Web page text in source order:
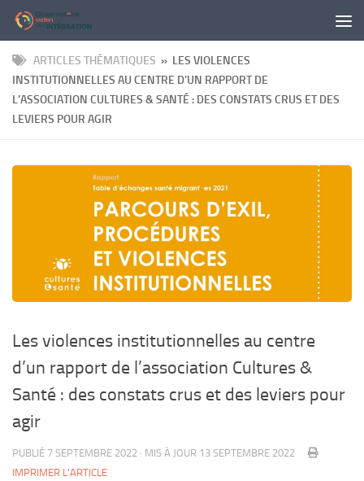
Skip to content
ARTICLES THÉMATIQUES » LES VIOLENCES
INSTITUTIONNELLES AU CENTRE D’UN RAPPORT DE
L’ASSOCIATION CULTURES & SANTÉ : DES CONSTATS CRUS ET DES
LEVIERS POUR AGIR
Les violences institutionnelles au centre
d’un rapport de l’association Cultures &
Santé : des constats crus et des leviers pour
agir
PUBLIÉ 7 SEPTEMBRE 2022 · MIS À JOUR 13 SEPTEMBRE 2022
IMPRIMER L'ARTICLE
Panneau de gestion des cookies